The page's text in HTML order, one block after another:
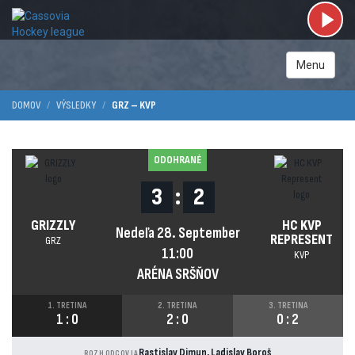
Menu
DOMOV VÝSLEDKY GRZ – KVP
GRIZZLY
GRZ
ODOHRANÉ
3 : 2
Nedeľa 28. September
11:00
ARÉNA SRŠŇOV
HC KVP
REPRESENT
KVP
1. TRETINA
1 : 0
2. TRETINA
2 : 0
3. TRETINA
0 : 2
Rastislav Dimun, Ladislav Boroš